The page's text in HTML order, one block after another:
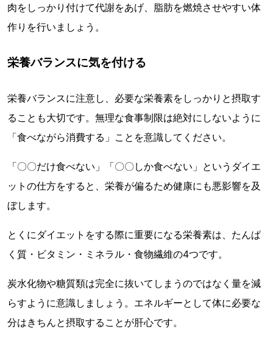
肉をしっかり付けて代謝をあげ、脂肪を燃焼させやすい体
作りを行いましょう。
栄養バランスに気を付ける
栄養バランスに注意し、必要な栄養素をしっかりと摂取す
ることも大切です。無理な食事制限は絶対にしないように
「食べながら消費する」ことを意識してください。
「〇〇だけ食べない」「〇〇しか食べない」というダイエ
ットの仕方をすると、栄養が偏るため健康にも悪影響を及
ぼします。
とくにダイエットをする際に重要になる栄養素は、たんぱ
く質・ビタミン・ミネラル・食物繊維の4つです。
炭水化物や糖質類は完全に抜いてしまうのではなく量を減
らすように意識しましょう。エネルギーとして体に必要な
分はきちんと摂取することが肝心です。